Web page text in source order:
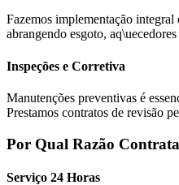
Fazemos implementação integral
abrangendo esgoto,
Inspeções e Corretiva
Manutenções preventivas é
Prestamos contratos de revisão
Por Qual Razão
Serviço 24 Horas